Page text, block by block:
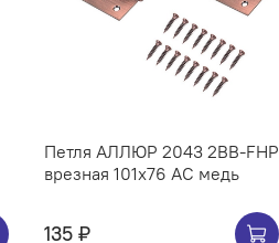
Петля АЛЛЮР 2043 2BB-FHP
врезная 101х76 AC медь
135 ₽